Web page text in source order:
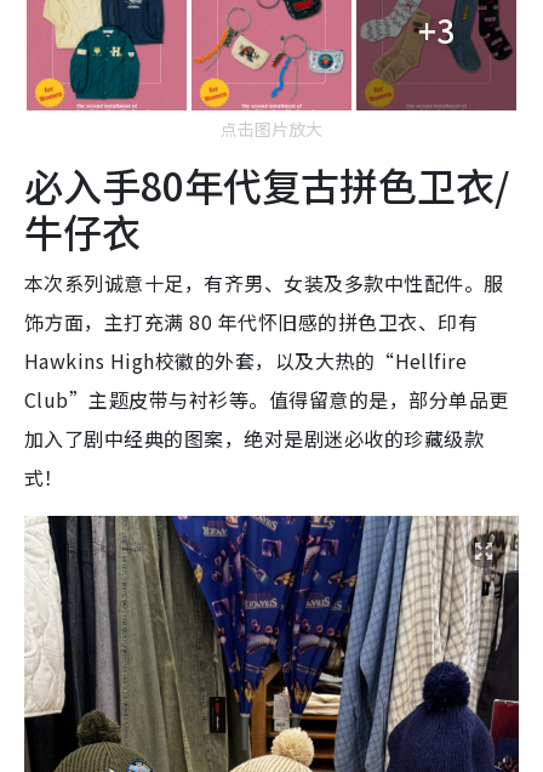
点击图片放大
必入手80年代复古拼色卫衣/
本次系列诚意十足，有齐男、女装及多款中性配件。服
饰方面，主打充满 80 年代怀旧感的拼色卫衣、印有
Hawkins High校徽的外套，以及大热的“Hellfire
Club”主题皮带与衬衫等。值得留意的是，部分单品更
加入了剧中经典的图案，绝对是剧迷必收的珍藏级款
式！